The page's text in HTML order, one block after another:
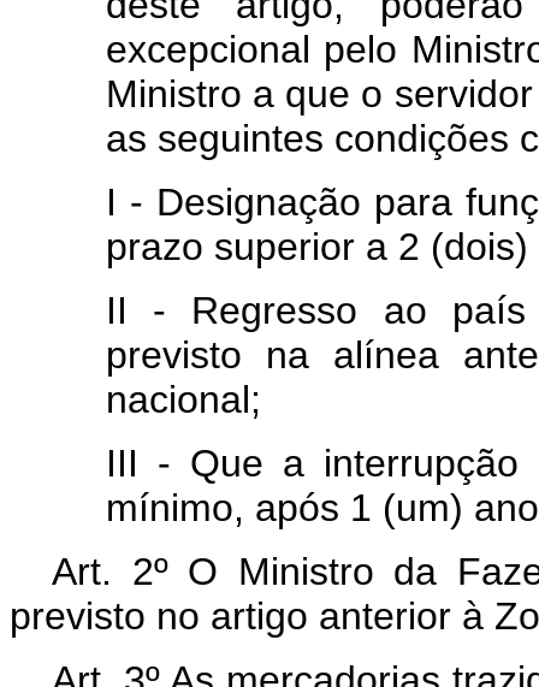
excepcional pelo
Ministro a que o
as seguintes condições
I - Designação para
prazo superior a 2 (dois)
II - Regresso ao
previsto na alínea
nacional;
III - Que a
mínimo, após 1 (um)
Art. 2º O Ministro da
previsto no artigo anterior à